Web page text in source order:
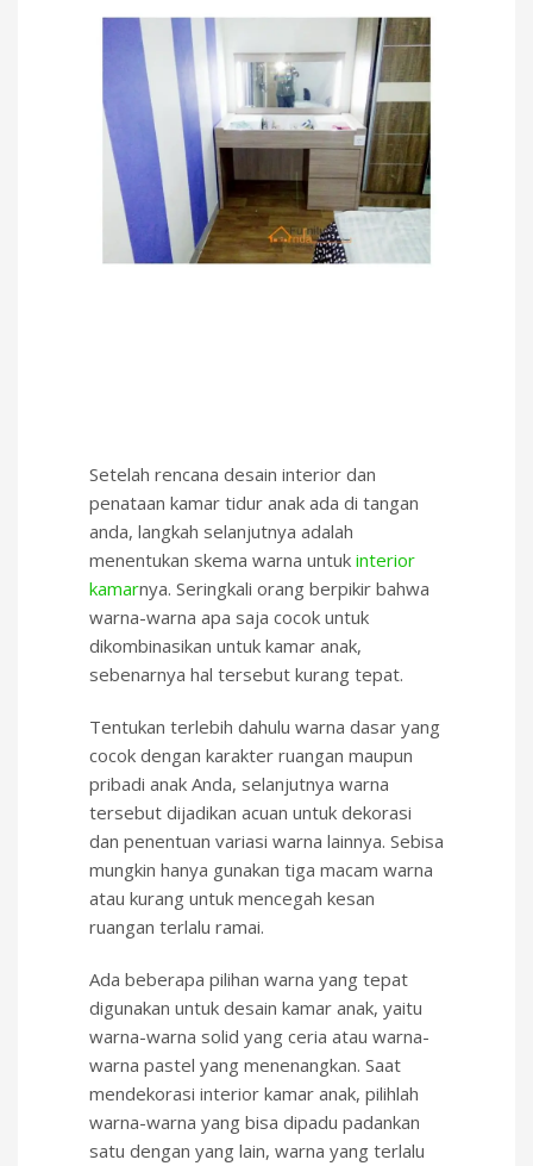
Setelah rencana desain interior dan
penataan kamar tidur anak ada di tangan
anda, langkah selanjutnya adalah
menentukan skema warna untuk interior
kamarnya. Seringkali orang berpikir bahwa
warna-warna apa saja cocok untuk
dikombinasikan untuk kamar anak,
sebenarnya hal tersebut kurang tepat.
Tentukan terlebih dahulu warna dasar yang
cocok dengan karakter ruangan maupun
pribadi anak Anda, selanjutnya warna
tersebut dijadikan acuan untuk dekorasi
dan penentuan variasi warna lainnya. Sebisa
mungkin hanya gunakan tiga macam warna
atau kurang untuk mencegah kesan
ruangan terlalu ramai.
Ada beberapa pilihan warna yang tepat
digunakan untuk desain kamar anak, yaitu
warna-warna solid yang ceria atau warna-
warna pastel yang menenangkan. Saat
mendekorasi interior kamar anak, pilihlah
warna-warna yang bisa dipadu padankan
satu dengan yang lain, warna yang terlalu